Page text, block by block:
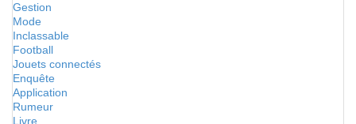
Gestion
Mode
Inclassable
Football
Jouets connectés
Enquête
Application
Rumeur
Livre